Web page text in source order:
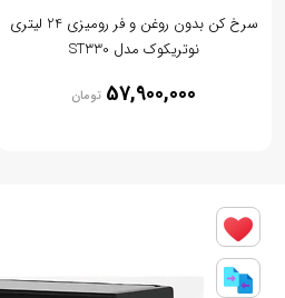
سرخ کن بدون روغن و فر رومیزی 24 لیتری
نوتریکوک مدل ST330
57,900,000 تومان